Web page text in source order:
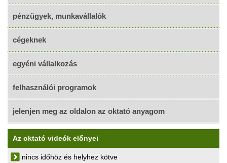
pénzügyek, munkavállalók
cégeknek
egyéni vállalkozás
felhasználói programok
jelenjen meg az oldalon az oktató anyagom
Az oktató videók előnyei
nincs időhöz és helyhez kötve